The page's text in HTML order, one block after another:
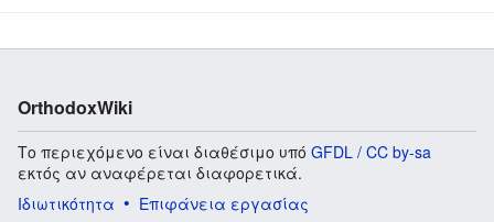
OrthodoxWiki
Το περιεχόμενο είναι διαθέσιμο υπό GFDL / CC by-sa
εκτός αν αναφέρεται διαφορετικά.
Ιδιωτικότητα
Επιφάνεια εργασίας